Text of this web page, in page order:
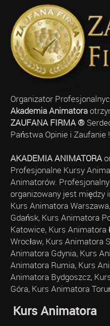
Organizator
Akademia Animatora
ZAUFANA FIRMA ®
Państwa Opinie i Zaufanie !
AKADEMIA ANIMATORA
Profesjonalne Kursy
Animatorów.
organizowany jest między
Kurs Animatora
Gdańsk, Kurs Animatora
Katowice, Kurs Animatora
Wrocław, Kurs Animatora
Animatora Gdynia, Kurs
Animatora Rumia, Kurs
Animatora Bydgoszcz,
Góra, Kurs Animatora
Kurs Animatora